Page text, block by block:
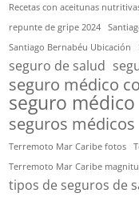
Recetas con aceitunas
repunte de gripe 2024
Santiago Bernabéu Ubicación
seguro de salud
seguro médico
seguro
seguros médicos
Terremoto Mar Caribe fotos
Terremoto Mar Caribe
tipos de seguros de